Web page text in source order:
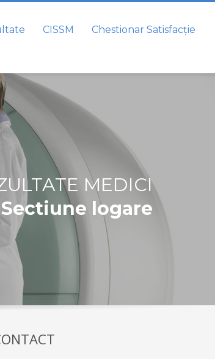
CISSM Chestionar Satisfacție
MEDICI
Sectiune logare